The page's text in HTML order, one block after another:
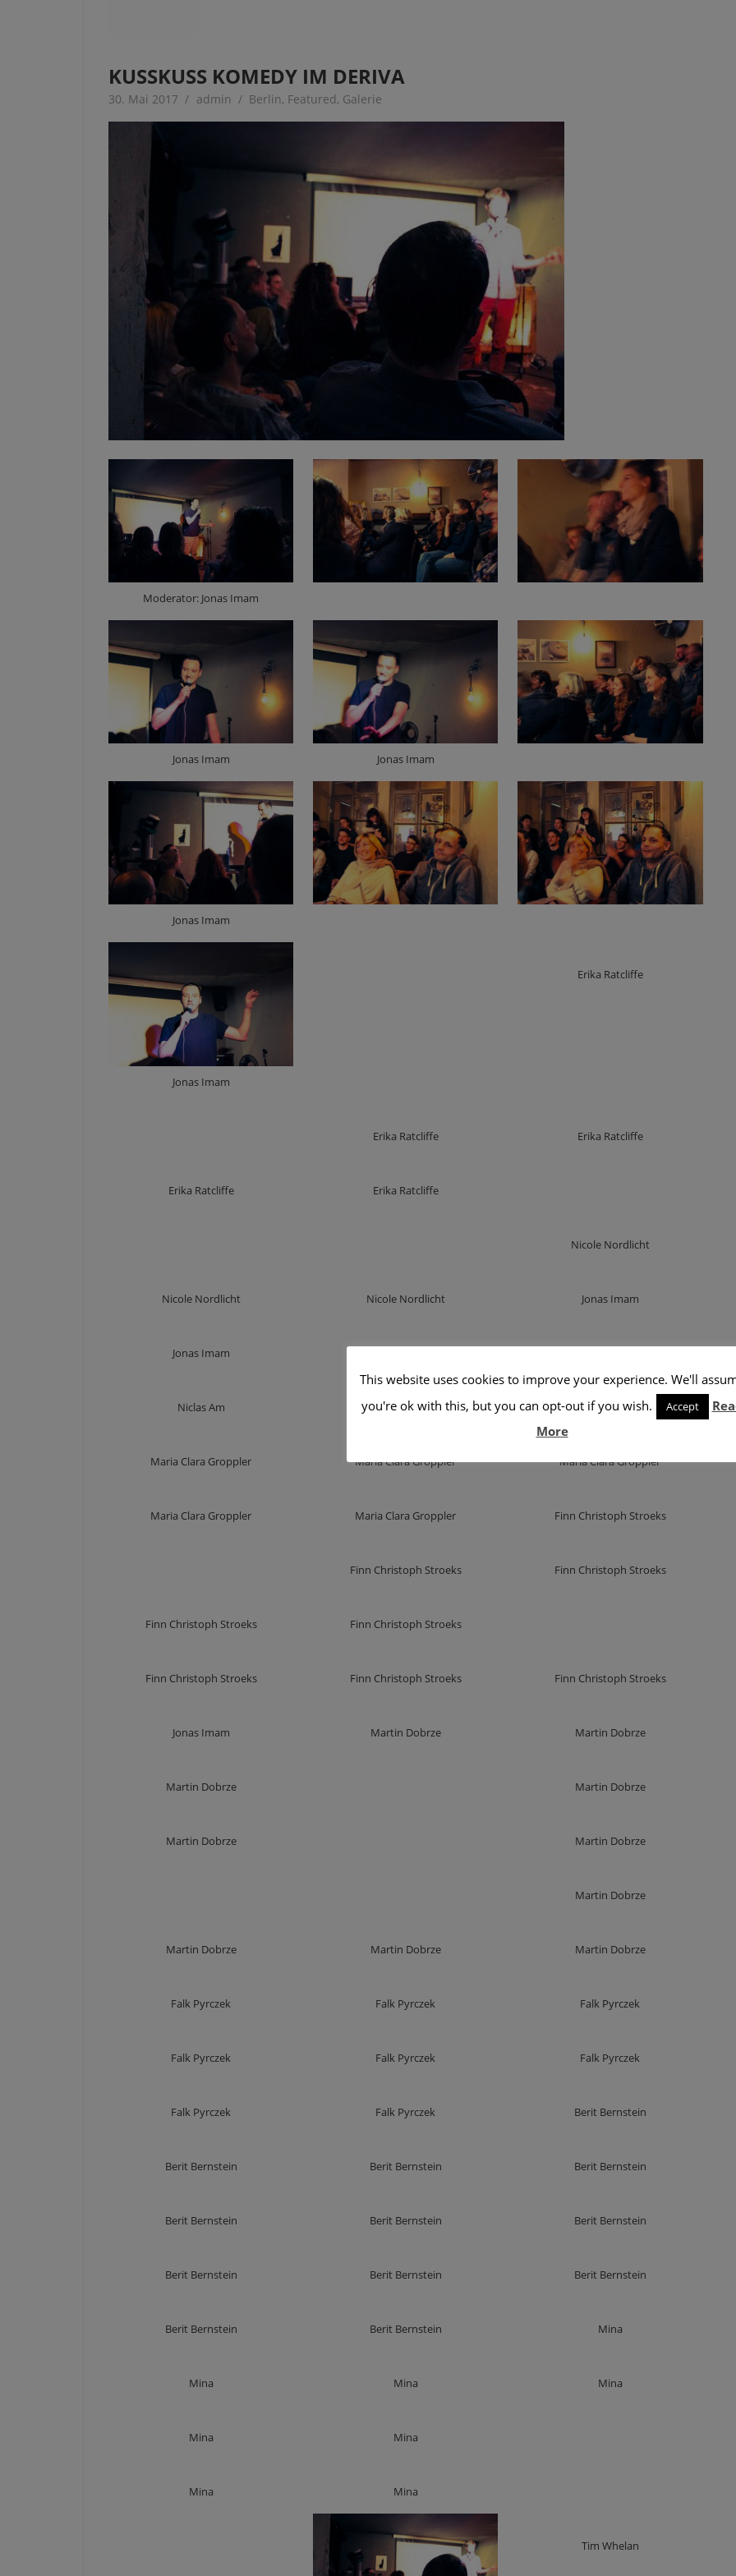
KUSSKUSS KOMEDY IM DERIVA
30. Mai 2017 admin Berlin, Featured, Galerie
Moderator: Jonas Imam
Jonas Imam Jonas Imam
Jonas Imam
Jonas Imam
Erika Ratcliffe
Erika Ratcliffe Erika Ratcliffe
Erika Ratcliffe Erika Ratcliffe
Nicole Nordlicht
Nicole Nordlicht Nicole Nordlicht Jonas Imam
Jonas Imam
Niclas Am Niclas Am Niclas Am
Maria Clara Groppler Maria Clara Groppler Maria Clara Groppler
Maria Clara Groppler Maria Clara Groppler Finn Christoph Stroeks
Finn Christoph Stroeks Finn Christoph Stroeks
Finn Christoph Stroeks Finn Christoph Stroeks
Finn Christoph Stroeks Finn Christoph Stroeks Finn Christoph Stroeks
Jonas Imam Martin Dobrze Martin Dobrze
Martin Dobrze Martin Dobrze
Martin Dobrze Martin Dobrze
Martin Dobrze
Martin Dobrze Martin Dobrze Martin Dobrze
Falk Pyrczek Falk Pyrczek Falk Pyrczek
Falk Pyrczek Falk Pyrczek Falk Pyrczek
Falk Pyrczek Falk Pyrczek Berit Bernstein
Berit Bernstein Berit Bernstein Berit Bernstein
Berit Bernstein Berit Bernstein Berit Bernstein
Berit Bernstein Berit Bernstein Berit Bernstein
Berit Bernstein Berit Bernstein Mina
Mina Mina Mina
Mina Mina
Mina Mina
Tim Whelan
This website uses cookies to improve your experience. We'll
you're ok with this, but you can opt-out if you wish.
Accept
More